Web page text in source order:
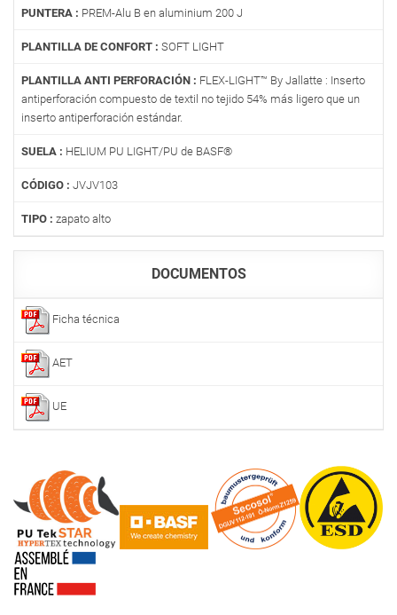
PUNTERA : PREM-Alu B en aluminium 200 J
PLANTILLA DE CONFORT : SOFT LIGHT
PLANTILLA ANTI PERFORACIÓN : FLEX-LIGHT™ By Jallatte : Inserto
antiperforación compuesto de textil no tejido 54% más ligero que un
inserto antiperforación estándar.
SUELA : HELIUM PU LIGHT/PU de BASF®
CÓDIGO : JVJV103
TIPO : zapato alto
DOCUMENTOS
Ficha técnica
AET
UE